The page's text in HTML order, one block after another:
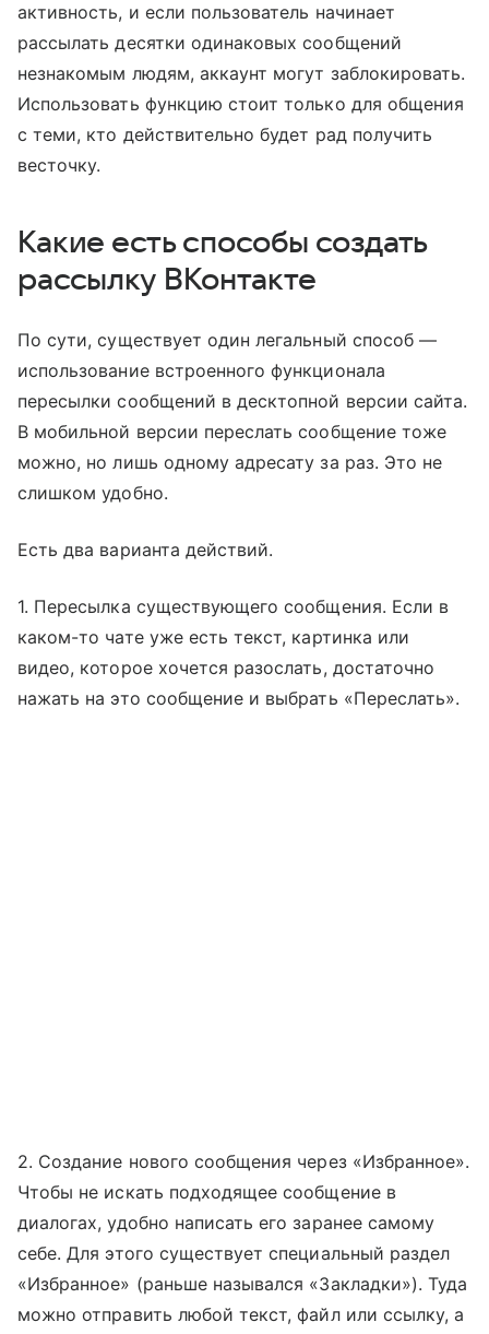
активность, и если пользователь начинает
рассылать десятки одинаковых сообщений
незнакомым людям, аккаунт могут заблокировать.
Использовать функцию стоит только для общения
с теми, кто действительно будет рад получить
весточку.
Какие есть способы создать
рассылку ВКонтакте
По сути, существует один легальный способ —
использование встроенного функционала
пересылки сообщений в десктопной версии сайта.
В мобильной версии переслать сообщение тоже
можно, но лишь одному адресату за раз. Это не
слишком удобно.
Есть два варианта действий.
1. Пересылка существующего сообщения. Если в
каком-то чате уже есть текст, картинка или
видео, которое хочется разослать, достаточно
нажать на это сообщение и выбрать «Переслать».
2. Создание нового сообщения через «Избранное».
Чтобы не искать подходящее сообщение в
диалогах, удобно написать его заранее самому
себе. Для этого существует специальный раздел
«Избранное» (раньше назывался «Закладки»). Туда
можно отправить любой текст, файл или ссылку, а